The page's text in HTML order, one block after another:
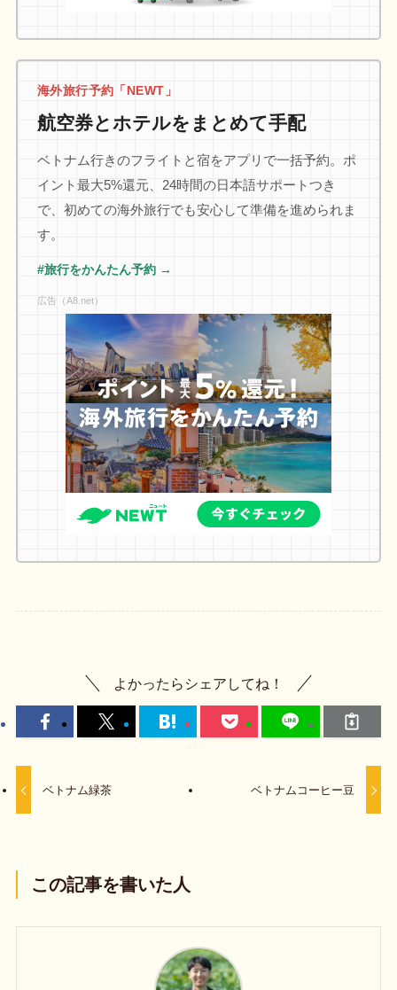
海外旅行予約「NEWT」
航空券とホテルをまとめて手配
ベトナム行きのフライトと宿をアプリで一括予約。ポ
イント最大5%還元、24時間の日本語サポートつき
で、初めての海外旅行でも安心して準備を進められま
す。
#旅行をかんたん予約 →
広告（A8.net）
よかったらシェアしてね！
ベトナム緑茶 ベトナムコーヒー豆
この記事を書いた人